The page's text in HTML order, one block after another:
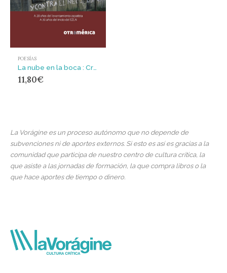
POESÍAS
La nube en la boca : Crónicas mexicanas
11,80€
La Vorágine es un proceso autónomo que no depende de
subvenciones ni de aportes externos. Si esto es así es gracias a la
comunidad que participa de nuestro centro de cultura crítica, la
que asiste a las jornadas de formación, la que compra libros o la
que hace aportes de tiempo o dinero.